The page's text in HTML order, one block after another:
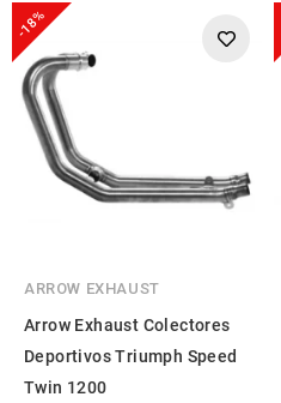
-18%
ARROW EXHAUST
Arrow Exhaust Colectores
Deportivos Triumph Speed
Twin 1200